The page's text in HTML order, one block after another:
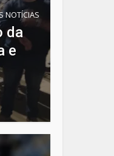
NOTÍCIAS
da
e